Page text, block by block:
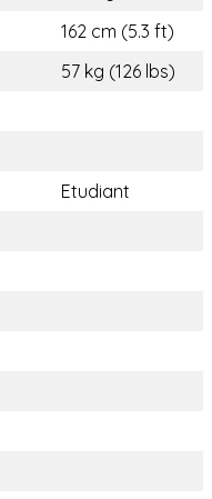
162 cm (5.3 ft)
57 kg (126 lbs)
Etudiant